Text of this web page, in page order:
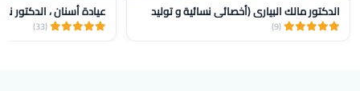
الدكتور مالك البياري (أخصائي نسائية و توليد
(9)
عيادة أسنان ، الدكتور
(33)